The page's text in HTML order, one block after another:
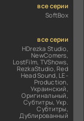
все серии
SoftBox
все серии
HDrezka Studio,
NewComers,
LostFilm, TVShows,
RezkaStudio, Red
Head Sound, LE-
Production,
Украинский,
Оригинальный,
Субтитры, Укр.
Субтитры,
Дублированный